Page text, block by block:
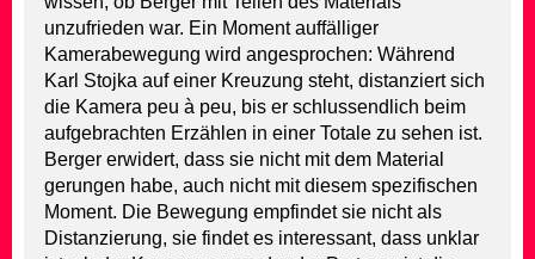
unzufrieden war. Ein Moment auffälliger
Kamerabewegung wird angesprochen: Während
Karl Stojka auf einer Kreuzung steht, distanziert sich
die Kamera peu à peu, bis er schlussendlich beim
aufgebrachten Erzählen in einer Totale zu sehen ist.
Berger erwidert, dass sie nicht mit dem Material
gerungen habe, auch nicht mit diesem spezifischen
Moment. Die Bewegung empfindet sie nicht als
Distanzierung, sie findet es interessant, dass unklar